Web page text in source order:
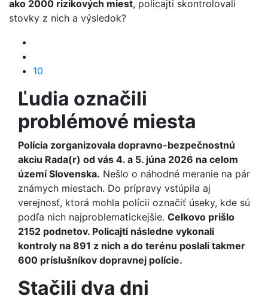
ako 2000 rizikových miest, policajti skontrolovali
stovky z nich a výsledok?
10
Ľudia označili
problémové miesta
Polícia zorganizovala dopravno-bezpečnostnú
akciu Rada(r) od vás 4. a 5. júna 2026 na celom
území Slovenska. Nešlo o náhodné meranie na pár
známych miestach. Do prípravy vstúpila aj
verejnosť, ktorá mohla polícii označiť úseky, kde sú
podľa nich najproblematickejšie. Celkovo prišlo
2152 podnetov. Policajti následne vykonali
kontroly na 891 z nich a do terénu poslali takmer
600 príslušníkov dopravnej polície.
Stačili dva dni